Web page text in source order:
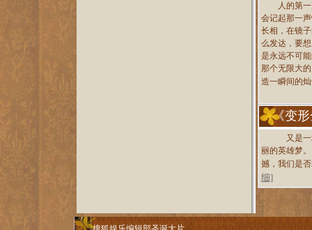
人的第
会记起那一
长相，在镜
么发达，要
是永远不可
那个无限大
造一瞬间的
《变
又是一
丽的英雄梦
撼，我们是
细]